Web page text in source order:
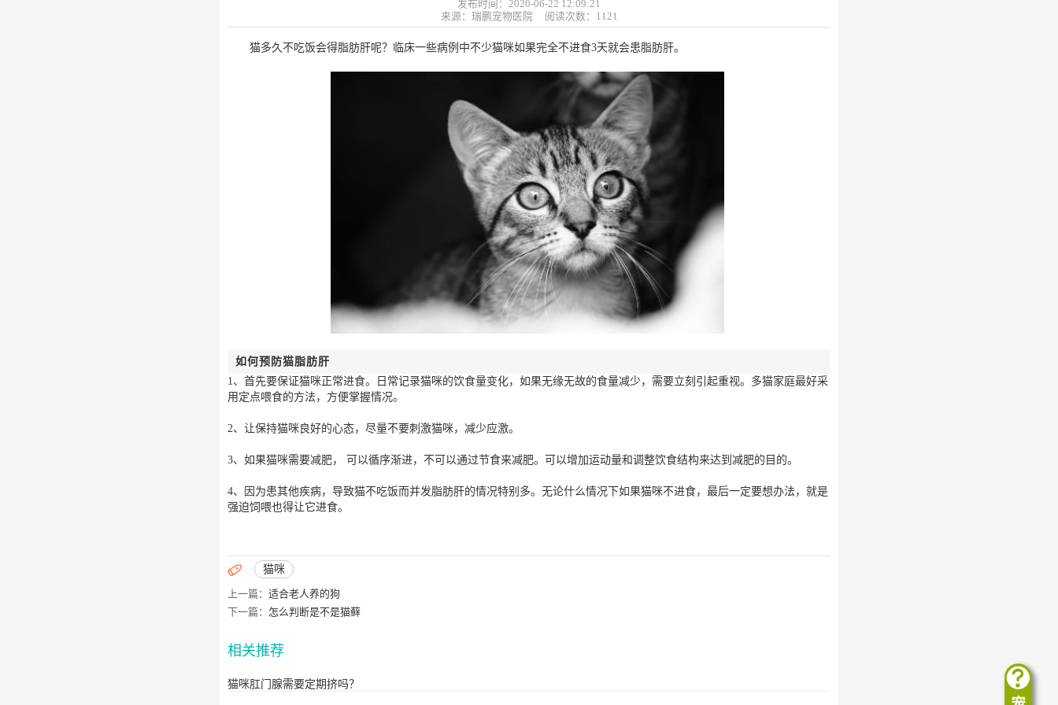
发布时间：2020-06-22 12:09:21
来源：瑞鹏宠物医院 阅读次数：
1121
猫多久不吃饭会得脂肪肝呢？临床一些病例中不少猫咪如果完全不进食3天就会患脂肪肝。
如何预防猫脂肪肝
1、首先要保证猫咪正常进食。日常记录猫咪的饮食量变化，如果无缘无故的食量减少，需要立刻引起重视。多猫家庭最好采
用定点喂食的方法，方便掌握情况。
2、让保持猫咪良好的心态，尽量不要刺激猫咪，减少应激。
3、如果猫咪需要减肥， 可以循序渐进，不可以通过节食来减肥。可以增加运动量和调整饮食结构来达到减肥的目的。
4、因为患其他疾病，导致猫不吃饭而并发脂肪肝的情况特别多。无论什么情况下如果猫咪不进食，最后一定要想办法，就是
强迫饲喂也得让它进食。
 猫咪
上一篇：适合老人养的狗
下一篇： 怎么判断是不是猫藓
相关推荐
猫咪肛门腺需要定期挤吗？